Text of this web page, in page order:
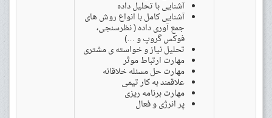
آشنایی با تحلیل داده
آشنایی کامل با انواع روش های
جمع آوری داده ( نظرسنجی،
فوکس گروپ و …)
تحلیل نیاز و خواسته ی مشتری
مهارت ارتباط موثر
مهارت حل مسئله خلاقانه
علاقمند به کار تیمی
مهارت برنامه ریزی
پر انرژی و فعال